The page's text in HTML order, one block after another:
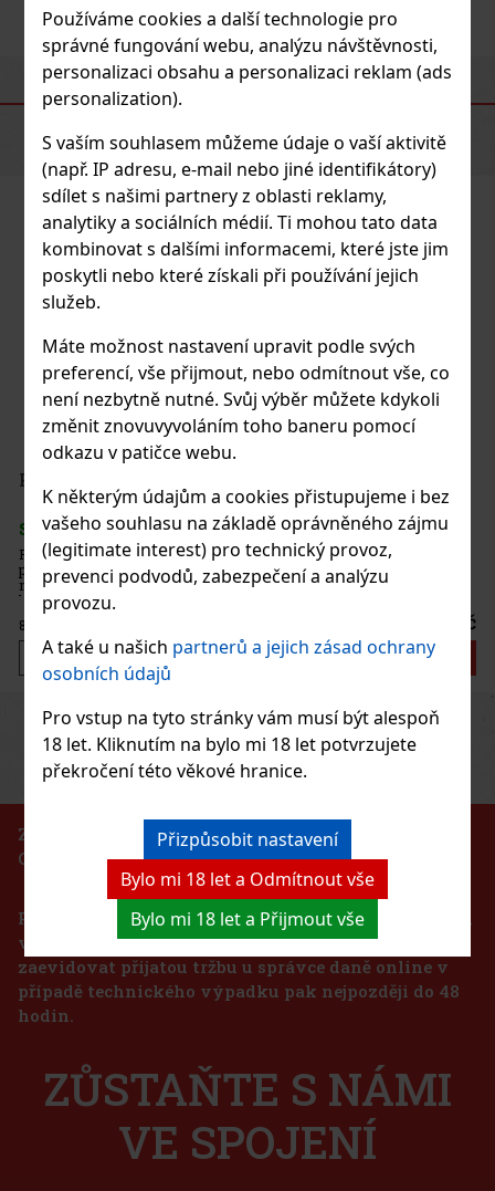
Používáme cookies a další technologie pro
správné fungování webu, analýzu návštěvnosti,
personalizaci obsahu a personalizaci reklam (ads
personalization).
S vaším souhlasem můžeme údaje o vaší aktivitě
(např. IP adresu, e-mail nebo jiné identifikátory)
sdílet s našimi partnery z oblasti reklamy,
analytiky a sociálních médií. Ti mohou tato data
kombinovat s dalšími informacemi, které jste jim
poskytli nebo které získali při používání jejich
služeb.
Máte možnost nastavení upravit podle svých
preferencí, vše přijmout, nebo odmítnout vše, co
není nezbytně nutné. Svůj výběr můžete kdykoli
změnit znovuvyvoláním toho baneru pomocí
odkazu v patičce webu.
K některým údajům a cookies přistupujeme i bez
vašeho souhlasu na základě oprávněného zájmu
(legitimate interest) pro technický provoz,
prevenci podvodů, zabezpečení a analýzu
provozu.
A také u našich partnerů a jejich zásad ochrany
osobních údajů
Pro vstup na tyto stránky vám musí být alespoň
18 let. Kliknutím na bylo mi 18 let potvrzujete
překročení této věkové hranice.
Přizpůsobit nastavení
Bylo mi 18 let a Odmítnout vše
Bylo mi 18 let a Přijmout vše
BÍLÉ RUMY
se o
a
1 025 Kč
košíku
12%
Akce
bylo
PreviousNext
ZÁKAZ PRODEJE ALKOHOLICKÝCH NÁPOJŮ
OSOBÁM MLADŠÍM 18 LET!!!
Podle zákona o evidenci tržeb je prodávající povinen
vystavit kupujícímu účtenku. Zároveň je povinen
zaevidovat přijatou tržbu u správce daně online v
případě technického výpadku pak nejpozději do 48
hodin.
ZŮSTAŇTE S NÁMI
VE SPOJENÍ